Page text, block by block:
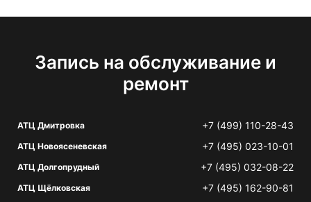
Запись на обслуживание и
ремонт
АТЦ Дмитровка +7 (499) 110-28-43
АТЦ Новоясеневская +7 (495) 023-10-01
АТЦ Долгопрудный +7 (495) 032-08-22
АТЦ Щёлковская +7 (495) 162-90-81